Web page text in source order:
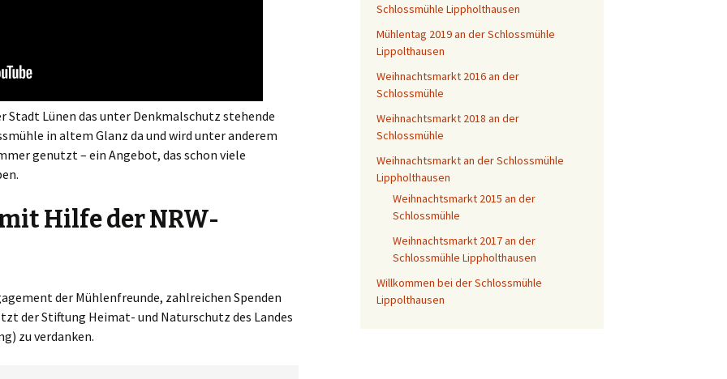
Stadt Lünen das unter Denkmalschutz stehende
in altem Glanz da und wird unter anderem
genutzt – ein Angebot, das schon viele
Hilfe der NRW-
der Mühlenfreunde, zahlreichen Spenden
der Stiftung Heimat- und Naturschutz des Landes
zu verdanken.
Schlossmühle Lippholthausen
Mühlentag 2019 an der Schlossmühle
Lippolthausen
Weihnachtsmarkt 2016 an der
Schlossmühle
Weihnachtsmarkt 2018 an der
Schlossmühle
Weihnachtsmarkt an der Schlossmühle
Lippholthausen
Weihnachtsmarkt 2015 an der
Schlossmühle
Weihnachtsmarkt 2017 an der
Schlossmühle Lippholthausen
Willkommen bei der Schlossmühle
Lippolthausen